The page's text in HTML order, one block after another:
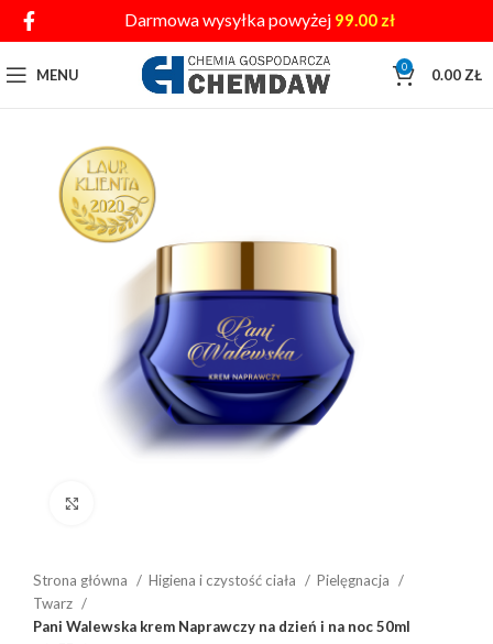
Darmowa wysyłka powyżej 99.00 zł
MENU 0 0.00 ZŁ
Strona główna Higiena i czystość ciała
Pielęgnacja
Twarz
Pani Walewska krem Naprawczy na dzień i na noc 50ml